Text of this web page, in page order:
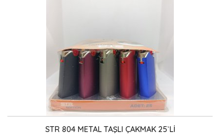
STR 804 METAL TAŞLI ÇAKMAK 25`Lİ